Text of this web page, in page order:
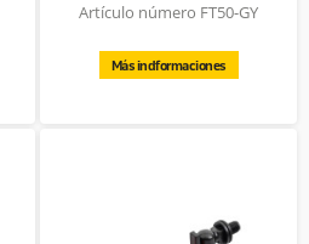
Artículo número FT50-GY
Más indformaciones